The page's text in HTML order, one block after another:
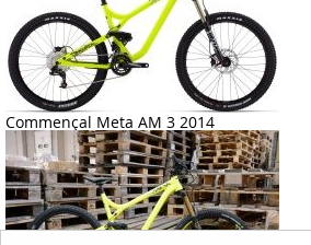
Commençal Meta AM 3 2014